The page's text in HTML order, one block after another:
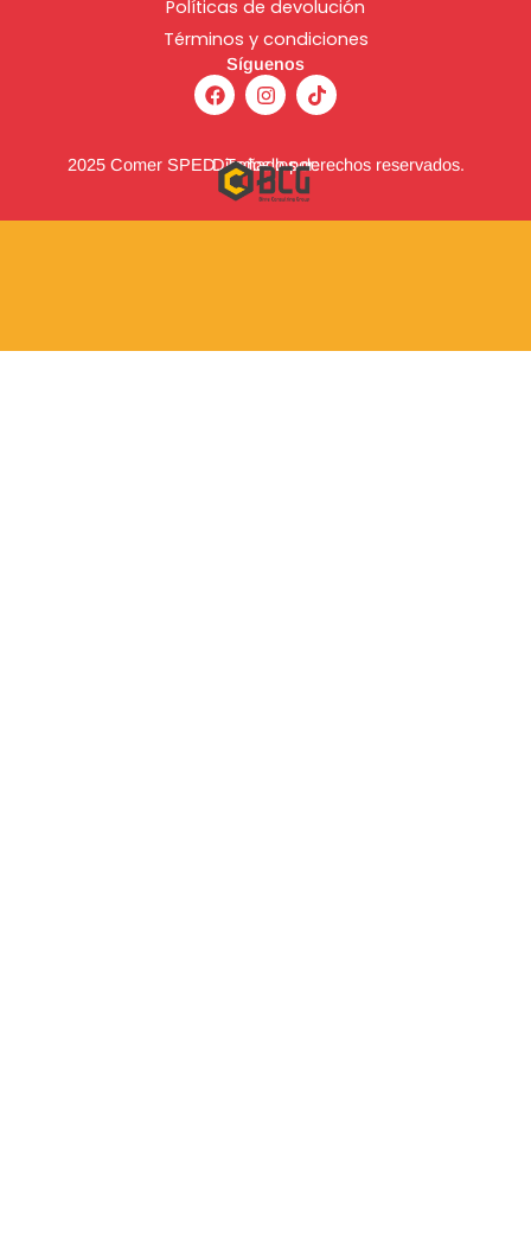
Políticas de devolución
Términos y condiciones
Síguenos
F
a
c
b
o
o
k
I
n
s
a
g
r
a
T
i
k
o
2025 Comer SPED. Todos los derechos reservados.
Diseñado por: